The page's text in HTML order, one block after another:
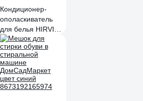
Кондиционер-
ополаскиватель
для белья HIRVI
Rinser
гипоаллергенный,
5л 567а765